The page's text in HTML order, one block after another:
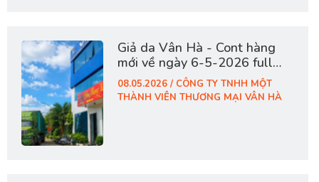
Giả da Vân Hà - Cont hàng
mới về ngày 6-5-2026 full
vật tư da sofa, giày dép, túi
cặp
08.05.2026 / CÔNG TY TNHH MỘT
THÀNH VIÊN THƯƠNG MẠI VÂN HÀ